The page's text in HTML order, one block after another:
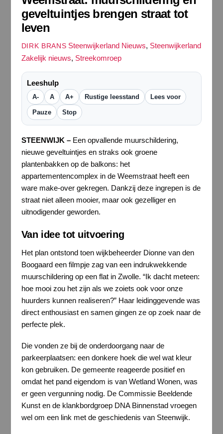
geveltuintjes brengen straat tot
leven
DIRK BRANS Steenwijkerland Nieuws, Steenwijkerland
Zakelijk nieuws, Streekomroep
Leeshulp
A- A A+ Rustige leesstand Lees voor
Pauze Stop
STEENWIJK –Een opvallende muurschildering,
nieuwe geveltuintjes en straks ook groene
plantenbakken op de balkons: het
appartementencomplex in de Weemstraat heeft een
ware make-over gekregen. Dankzij deze ingrepen is de
straat niet alleen mooier, maar ook gezelliger en
uitnodigender geworden.
Van idee tot uitvoering
Het plan ontstond toen wijkbeheerder Dionne van den
Boogaard een filmpje zag van een indrukwekkende
muurschildering op een flat in Zwolle. “Ik dacht meteen:
hoe mooi zou het zijn als we zoiets ook voor onze
huurders kunnen realiseren?” Haar leidinggevende was
direct enthousiast en samen gingen ze op zoek naar de
perfecte plek.
Die vonden ze bij de onderdoorgang naar de
parkeerplaatsen: een donkere hoek die wel wat kleur
kon gebruiken. De gemeente reageerde positief en
omdat het pand eigendom is van Wetland Wonen, was
er geen vergunning nodig. De Commissie Beeldende
Kunst en de klankbordgroep DNA Binnenstad vroegen
wel om een link met de geschiedenis van Steenwijk.